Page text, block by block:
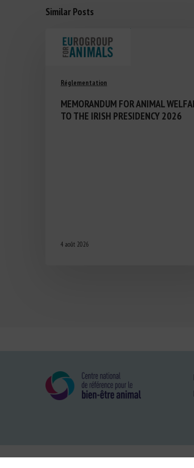
Similar Posts
Réglementation
MEMORANDUM FOR ANIMAL
TO THE IRISH PRESIDENCY 2026
4 août 2026